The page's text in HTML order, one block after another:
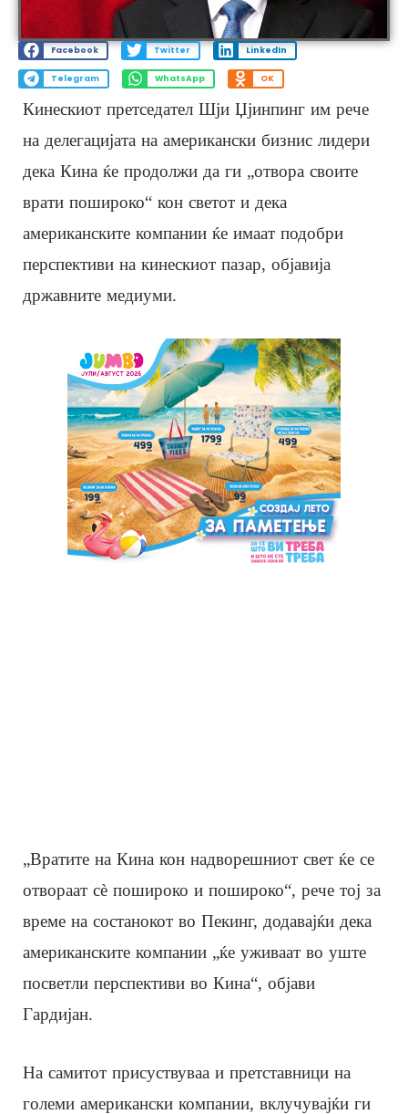
Facebook Twitter LinkedIn
Telegram WhatsApp OK
Кинескиот претседател Шји Џјинпинг им рече
на делегацијата на американски бизнис лидери
дека Кина ќе продолжи да ги „отвора своите
врати пошироко“ кон светот и дека
американските компании ќе имаат подобри
перспективи на кинескиот пазар, објавија
државните медиуми.
„Вратите на Кина кон надворешниот свет ќе се
отвораат сè пошироко и пошироко“, рече тој за
време на состанокот во Пекинг, додавајќи дека
американските компании „ќе уживаат во уште
посветли перспективи во Кина“, објави
Гардијан.
На самитот присуствуваа и претставници на
големи американски компании, вклучувајќи ги